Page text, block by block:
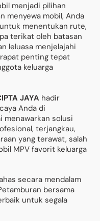
menjadi pilihan
menyewa mobil, Anda
menentukan rute,
terikat oleh batasan
leluasa menjelajahi
penting tepat
keluarga
JAYA hadir
Anda di
menawarkan solusi
terjangkau,
yang terawat, salah
MPV favorit keluarga
secara mendalam
bersama
untuk segala